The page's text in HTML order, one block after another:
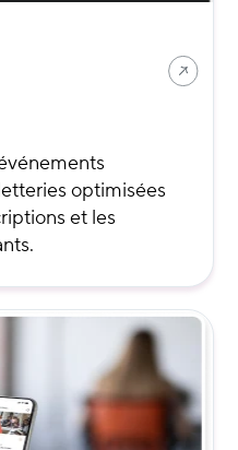
optimisées
et les